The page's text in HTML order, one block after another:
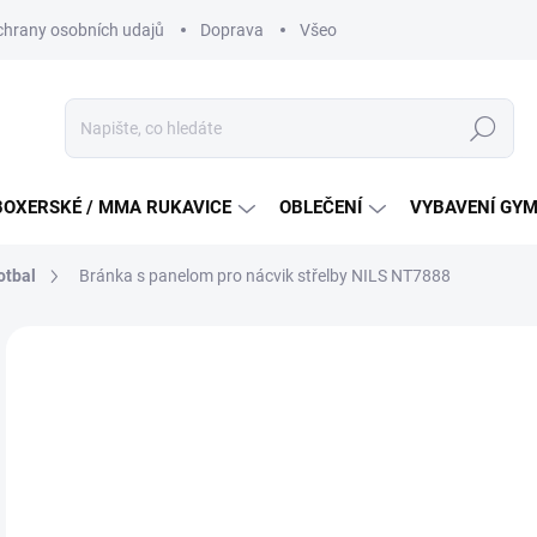
osobních udajů Doprava Všeobecné podmínky soutěži
Hledat
/ MMA RUKAVICE OBLEČENÍ VYBAVENÍ
Bránka s panelom pro nácvik střelby NILS NT7888